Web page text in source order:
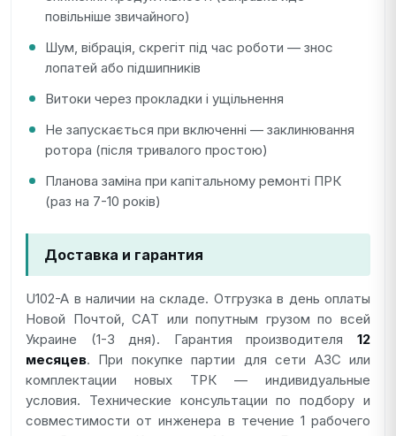
повільніше звичайного)
Шум, вібрація, скрегіт під час роботи — знос
лопатей або підшипників
Витоки через прокладки і ущільнення
Не запускається при включенні — заклинювання
ротора (після тривалого простою)
Планова заміна при капітальному ремонті ПРК
(раз на 7-10 років)
Доставка и гарантия
U102-A в наличии на складе. Отгрузка в день оплаты
Новой Почтой, СAТ или попутным грузом по всей
Украине (1-3 дня). Гарантия производителя 12
месяцев. При покупке партии для сети АЗС или
комплектации новых ТРК — индивидуальные
условия. Технические консультации по подбору и
совместимости от инженера в течение 1 рабочего